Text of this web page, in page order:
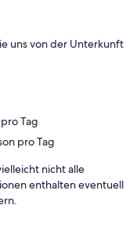
uns von der Unterkunft
Tag
pro Tag
nicht alle
enthalten eventuell